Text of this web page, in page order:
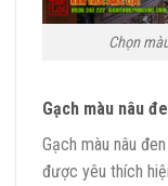
Chọn
Gạch màu nâu
Gạch màu nâu
được yêu thích